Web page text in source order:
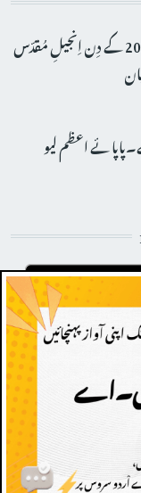
آج مورخہ 6 اگست 2026 کے دِن اِنجیلِ مُقدّس
اعظم لیو